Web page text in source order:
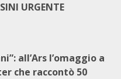
URGENTE
all’Ars l’omaggio a
che raccontò 50